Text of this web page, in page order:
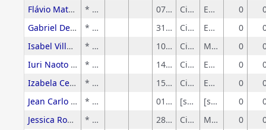
Flávio Matos Garbin
* Sem rótulo 07/11/2021 Ciências Humanas Educação 0
Gabriel Deldono Pereira
* Sem rótulo 31/08/2024 Ciências Humanas Educação 0
Isabel Villas Bôas Bonacella
* Sem rótulo 10/10/2019 Ciências Exatas e da Terra Matemática 0
Iuri Naoto Nobre Ota
* Sem rótulo 14/06/2024 Ciências Humanas Educação 0
Izabela Cesario Correa Ananias
* Sem rótulo 15/06/2019 Ciências Humanas Educação 0
Jean Carlo Paes Rocatelli
* Sem rótulo 01/03/2023 [sem-grandeArea] [sem-area] 0
Jessica Rocha Batista
* Sem rótulo 28/01/2020 Ciências Exatas e da Terra Matemática 0